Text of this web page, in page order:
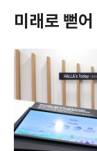
미래로 뻗